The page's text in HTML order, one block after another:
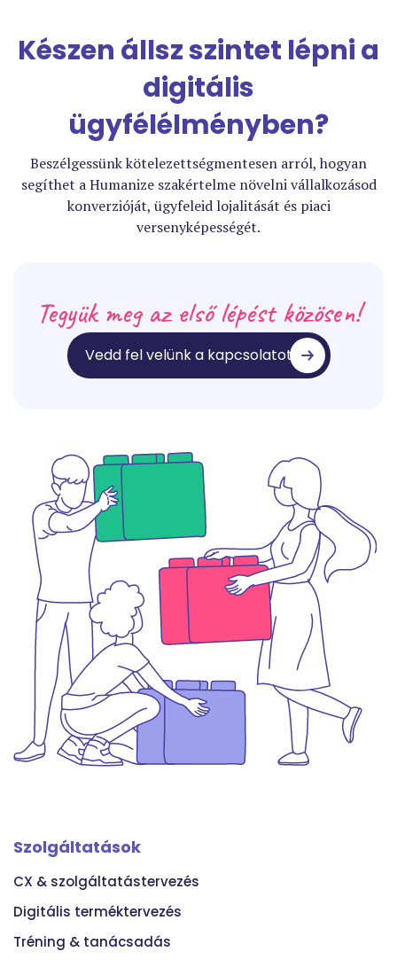
Készen állsz szintet lépni a
digitális
ügyfélélményben?
Beszélgessünk kötelezettségmentesen arról, hogyan
segíthet a Humanize szakértelme növelni vállalkozásod
konverzióját, ügyfeleid lojalitását és piaci
versenyképességét.
Tegyük meg az első lépést közösen!
Vedd fel velünk a kapcsolatot
Szolgáltatások
CX & szolgáltatástervezés
Digitális terméktervezés
Tréning & tanácsadás